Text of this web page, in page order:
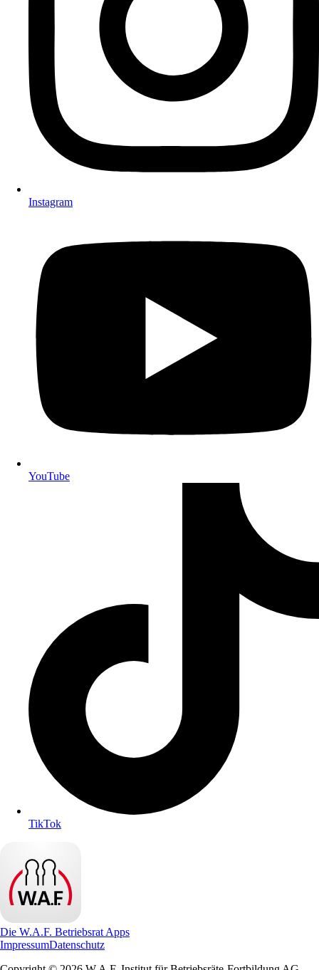
Instagram
YouTube
TikTok
Die W.A.F. Betriebsrat Apps
ImpressumDatenschutz